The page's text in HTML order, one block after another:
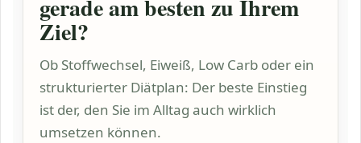
gerade am besten zu Ihrem
Ziel?
Ob Stoffwechsel, Eiweiß, Low Carb oder ein
strukturierter Diätplan: Der beste Einstieg
ist der, den Sie im Alltag auch wirklich
umsetzen können.